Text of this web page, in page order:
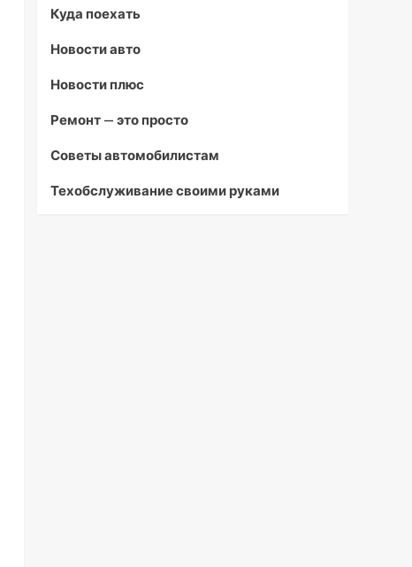
Куда поехать
Новости авто
Новости плюс
Ремонт — это просто
Советы автомобилистам
Техобслуживание своими руками